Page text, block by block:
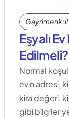
Eşyalı
Edilmeli?
Normal
evin adresi,
kira değeri,
gibi bilgiler